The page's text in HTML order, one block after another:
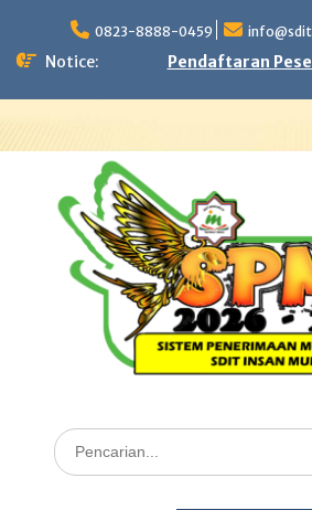
content
0823-8888-0459
Notice: Pendaftaran
Search
for: